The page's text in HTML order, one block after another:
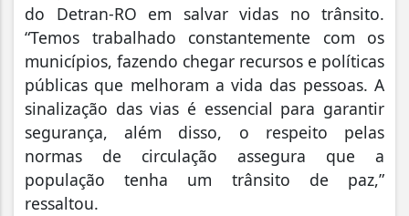
do Detran-RO em salvar vidas no trânsito.
“Temos trabalhado constantemente com os
municípios, fazendo chegar recursos e políticas
públicas que melhoram a vida das pessoas. A
sinalização das vias é essencial para garantir
segurança, além disso, o respeito pelas
normas de circulação assegura que a
população tenha um trânsito de paz,”
ressaltou.